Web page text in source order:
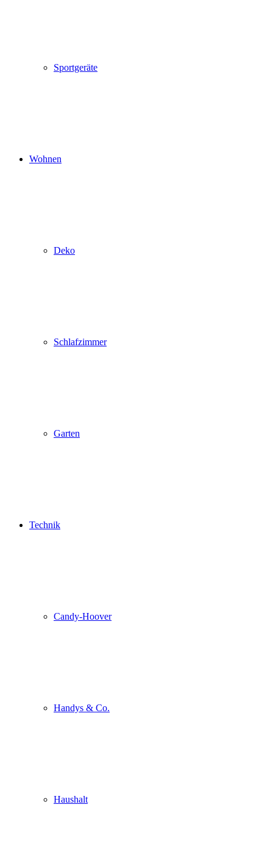
Sportgeräte
Wohnen
Deko
Schlafzimmer
Garten
Technik
Candy-Hoover
Handys & Co.
Haushalt